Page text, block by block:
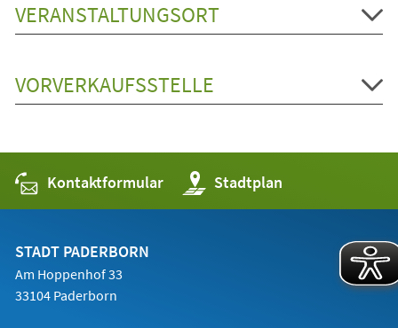
VERANSTALTUNGSORT
VORVERKAUFSSTELLE
Kontaktformular Stadtplan
(Öffnet
in
einem
STADT PADERBORN
Am Hoppenhof 33
33104 Paderborn